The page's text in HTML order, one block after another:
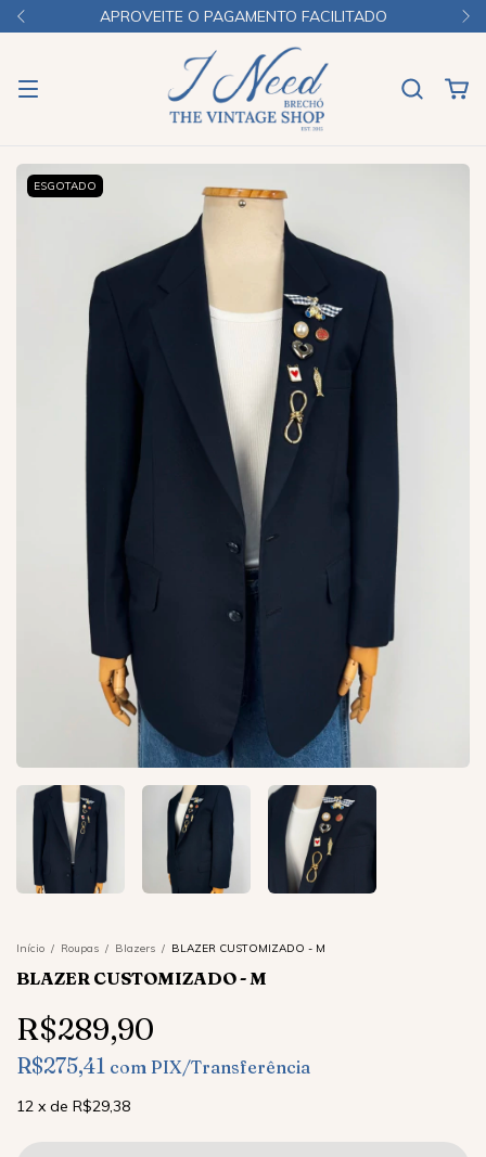
APROVEITE O PAGAMENTO FACILITADO
ESGOTADO
Início / Roupas / Blazers / BLAZER CUSTOMIZADO - M
BLAZER CUSTOMIZADO - M
R$289,90
R$275,41 com PIX/Transferência
12 x de R$29,38